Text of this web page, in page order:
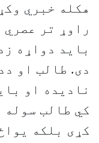
هکله خبري
راوړ تر
باید دواړه
دی. طالب او
نادیده او
کي طالب سوله
کړی بلکه